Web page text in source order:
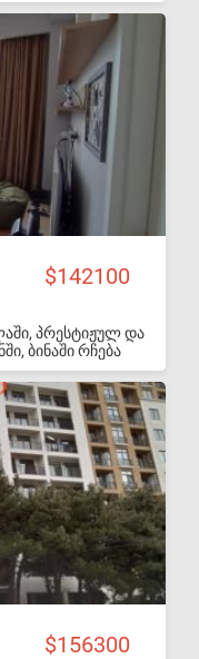
142100
პრესტიჟულ და
ბინაში რჩება
S-VIP
156300